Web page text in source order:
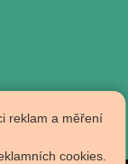
reklam a měření
cookies.